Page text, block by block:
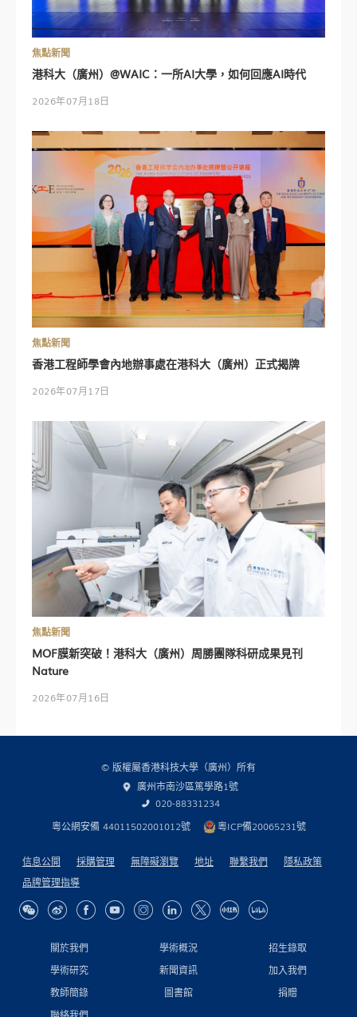
焦點新聞
港科大（廣州）@WAIC：一所AI大學，如何回應AI時代
2026年07月18日
焦點新聞
香港工程師學會內地辦事處在港科大（廣州）正式揭牌
2026年07月17日
焦點新聞
MOF膜新突破！港科大（廣州）周勝團隊科研成果見刊
Nature
2026年07月16日
關於我們 學術概況
招生錄取
學術研究
新聞資訊
加入我們
教師簡錄
圖書館
捐贈
© 版權屬香港科技大學（廣州）所有
廣州市南沙區篤學路1號
020-88331234
粵公網安備 44011502001012號
粵ICP備20065231號
信息公開 採購管理 無障礙瀏覽 地址 聯繫我們
隱私政策
品牌管理指導